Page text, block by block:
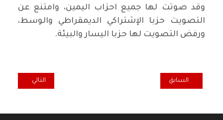
وقد صوتت لها جميع احزاب اليمين، وامتنع عن
التصويت حزبا الإشتراكي الديمقراطي والوسط،
ورفض التصويت لها حزبا اليسار والبيئة.
المقال السابق: ثورة تشرين تتجدد وستنتصر إرادة قوى التغيير
السابق المقال التالي:
التالي